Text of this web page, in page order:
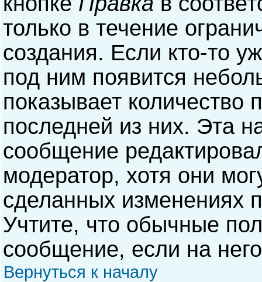
только в течение
создания. Если кто-то
под ним появится
показывает количество
последней из них. Эта
сообщение
модератор, хотя они
сделанных изменениях
Учтите, что обычные
сообщение, если на
Вернуться к началу